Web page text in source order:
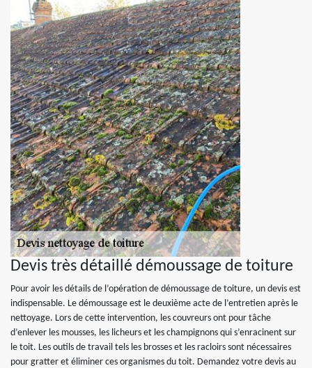
Devis très détaillé démoussage de toiture
Pour avoir les détails de l’opération de démoussage de toiture, un devis est
indispensable. Le démoussage est le deuxième acte de l’entretien après le
nettoyage. Lors de cette intervention, les couvreurs ont pour tâche
d’enlever les mousses, les licheurs et les champignons qui s’enracinent sur
le toit. Les outils de travail tels les brosses et les racloirs sont nécessaires
pour gratter et éliminer ces organismes du toit. Demandez votre devis au